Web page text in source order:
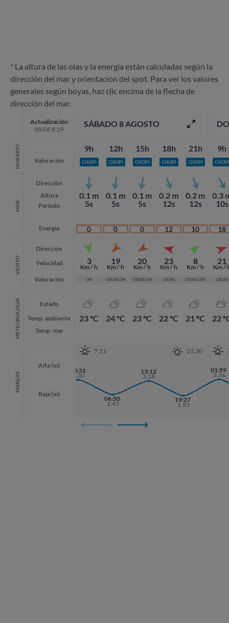
* La altura de las olas y la energía están calculadas según la
dirección del mar y orientación del spot. Para ver los valores
generales según boyas, haz clic encima de la flecha de
dirección del mar.
Actualización
08/08 8:29
HORARIO Valoración
MAR
Dirección
Altura
Periodo
Energía
VIENTO
Dirección
Velocidad
Valoración
METEOROLOGÍA
Estado
Temp. ambiente
Temp. mar
MAREAS
Alta (m)
Baja (m)
SÁBADO 8 AGOSTO
9h
CHOPI
0.1 m
5s
0
3
Km / h
ON
23 ºC
12h
CHOPI
0.1 m
5s
0
19
Km / h
CROSS ON
24 ºC
15h
CHOPI
0.1 m
5s
0
20
Km / h
CROSS ON
23 ºC
18h
CHOPI
0.2 m
12s
12
23
Km / h
CROSS
22 ºC
21h
CHOPI
0.2 m
12s
10
8
Km / h
CROSS OFF
21 ºC
7:11 21:30
17:54
00:31
3.30
06:50
1.45
13:12
3.18
19:27
1.33
01:59
3.36
9h
CHOPI
0.3
10s
18
21
Km /
CROSS
22
19:27
1.33
01:59
3.36